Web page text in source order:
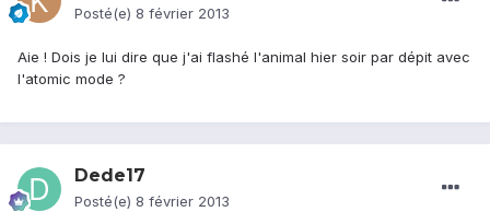
Posté(e) 8 février 2013
Aie ! Dois je lui dire que j'ai flashé l'animal hier soir par dépit avec
l'atomic mode ?
Dede17
Posté(e) 8 février 2013